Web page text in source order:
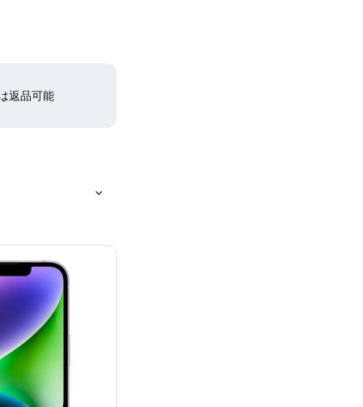
返品可能